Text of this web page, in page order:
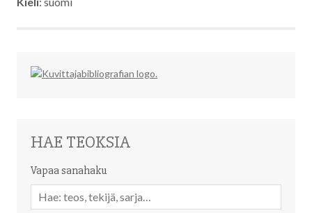
HAE TEOKSIA
Vapaa sanahaku
sanahaku